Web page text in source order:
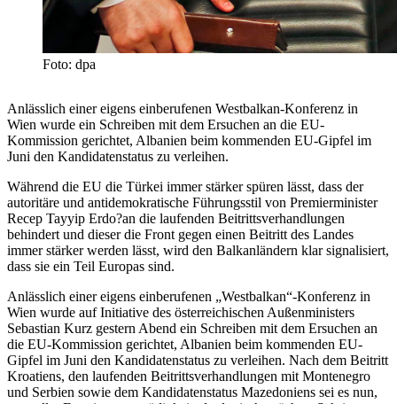
Foto: dpa
Anlässlich einer eigens einberufenen Westbalkan-Konferenz in
Wien wurde ein Schreiben mit dem Ersuchen an die EU-
Kommission gerichtet, Albanien beim kommenden EU-Gipfel im
Juni den Kandidatenstatus zu verleihen.
Während die EU die Türkei immer stärker spüren lässt, dass der
autoritäre und antidemokratische Führungsstil von Premierminister
Recep Tayyip Erdo?an die laufenden Beitrittsverhandlungen
behindert und dieser die Front gegen einen Beitritt des Landes
immer stärker werden lässt, wird den Balkanländern klar signalisiert,
dass sie ein Teil Europas sind.
Anlässlich einer eigens einberufenen „Westbalkan“-Konferenz in
Wien wurde auf Initiative des österreichischen Außenministers
Sebastian Kurz gestern Abend ein Schreiben mit dem Ersuchen an
die EU-Kommission gerichtet, Albanien beim kommenden EU-
Gipfel im Juni den Kandidatenstatus zu verleihen. Nach dem Beitritt
Kroatiens, den laufenden Beitrittsverhandlungen mit Montenegro
und Serbien sowie dem Kandidatenstatus Mazedoniens sei es nun,